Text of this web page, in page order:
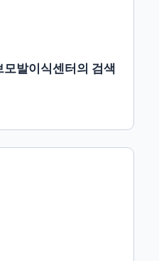
발이식센터의 검색